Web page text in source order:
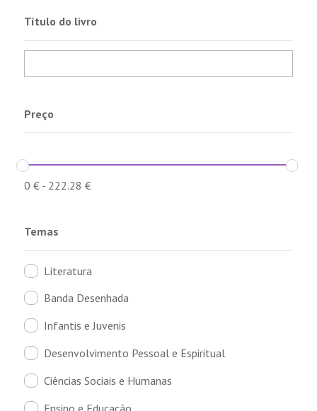
Título do livro
Preço
0 €- 222.28 €
Temas
Literatura
Banda Desenhada
Infantis e Juvenis
Desenvolvimento Pessoal e Espiritual
Ciências Sociais e Humanas
Ensino e Educação